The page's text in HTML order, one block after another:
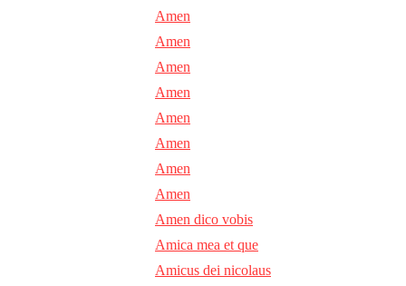
Amen
Amen
Amen
Amen
Amen
Amen
Amen
Amen
Amen dico vobis
Amica mea et que
Amicus dei nicolaus